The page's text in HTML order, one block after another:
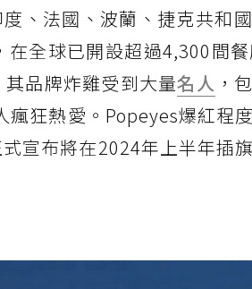
、法國、波蘭、捷克共和
全球已開設超過4,300間
品牌炸雞受到大量名人 ，
狂熱愛。Popeyes爆紅程
布將在2024年上半年插